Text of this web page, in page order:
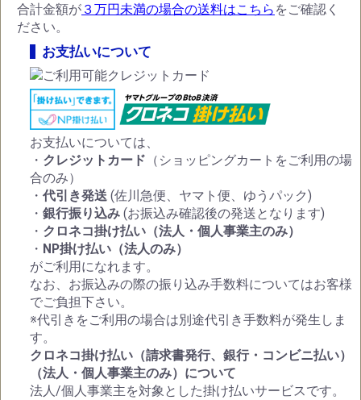
合計金額が ３万円未満の場合の送料はこちら をご確認く
ださい。
お支払いについて
お支払いについては、
・ クレジットカード （ショッピングカートをご利用の場
合のみ）
・代引き発送 (佐川急便、ヤマト便、ゆうパック)
・銀行振り込み (お振込み確認後の発送となります)
・ クロネコ掛け払い（法人・個人事業主のみ）
・ NP掛け払い（法人のみ）
がご利用になれます。
なお、お振込みの際の振り込み手数料についてはお客様
でご負担下さい。
※代引きをご利用の場合は別途代引き手数料が発生しま
す。
クロネコ掛け払い（請求書発行、銀行・コンビニ払い）
（法人・個人事業主のみ）について
法人/個人事業主を対象とした掛け払いサービスです。